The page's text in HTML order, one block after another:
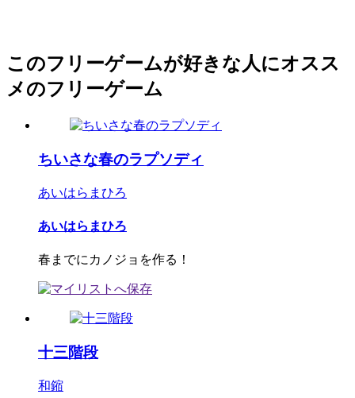
このフリーゲームが好きな人にオスス
メのフリーゲーム
ちいさな春のラプソディ
あいはらまひろ
あいはらまひろ
春までにカノジョを作る！
十三階段
和鏥